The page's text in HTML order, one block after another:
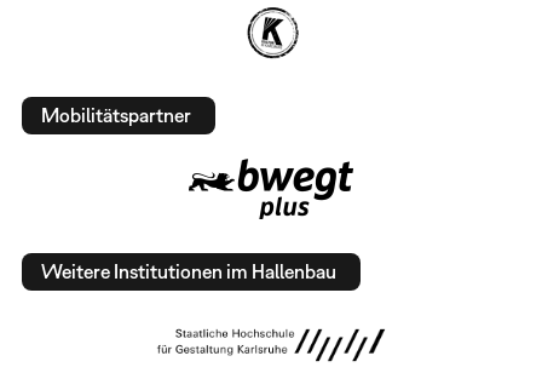
Mobilitätspartner
Weitere Institutionen im Hallenbau